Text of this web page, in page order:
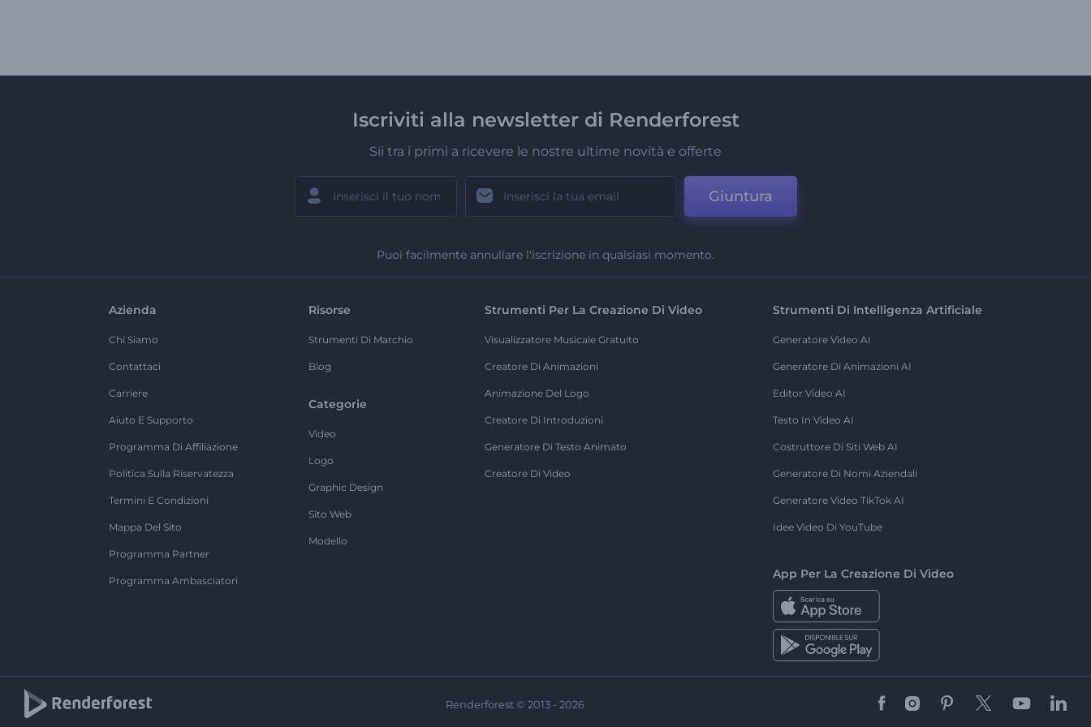
Iscriviti alla newsletter di Renderforest
Sii tra i primi a ricevere le nostre ultime novità e offerte
Giuntura
Puoi facilmente annullare l'iscrizione in qualsiasi momento.
Azienda
Chi Siamo
Contattaci
Carriere
Aiuto E Supporto
Programma Di Affiliazione
Politica Sulla Riservatezza
Termini E Condizioni
Mappa Del Sito
Programma Partner
Programma Ambasciatori
Risorse
Strumenti Di Marchio
Blog
Categorie
Video
Logo
Graphic Design
Sito Web
Modello
Strumenti Per La Creazione Di Video
Visualizzatore Musicale Gratuito
Creatore Di Animazioni
Animazione Del Logo
Creatore Di Introduzioni
Generatore Di Testo Animato
Creatore Di Video
Strumenti Di Intelligenza Artificiale
Generatore Video AI
Generatore Di Animazioni AI
Editor Video AI
Testo In Video AI
Costruttore Di Siti Web AI
Generatore Di Nomi Aziendali
Generatore Video TikTok AI
Idee Video Di YouTube
App Per La Creazione Di Video
Renderforest © 2013 - 2026